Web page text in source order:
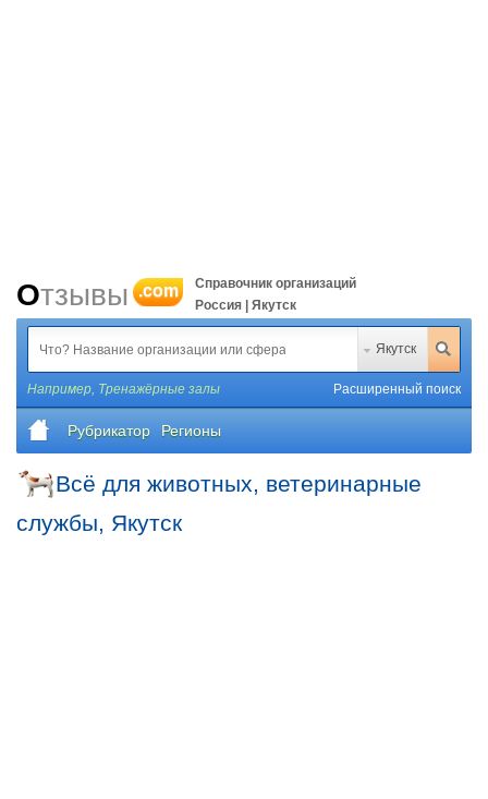
Отзывы .com
Справочник организаций
Россия | Якутск
Якутск
Например, Тренажёрные залы Расширенный поиск
Рубрикатор Регионы
Всё для животных, ветеринарные
службы, Якутск